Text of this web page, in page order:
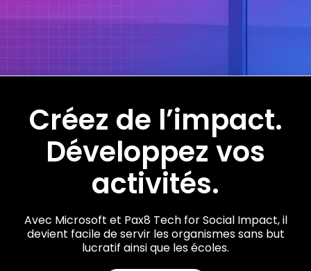
Créez de l’impact.
Développez vos
activités.
Avec Microsoft et Pax8 Tech for Social Impact, il
devient facile de servir les organismes sans but
lucratif ainsi que les écoles.